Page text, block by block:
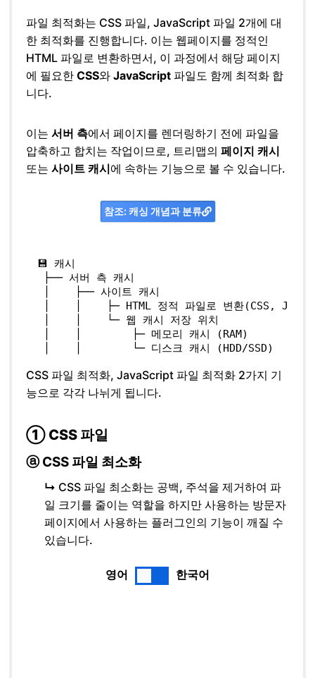
파일 최적화는 CSS 파일, JavaScript 파일 2개에 대
한 최적화를 진행합니다. 이는 웹페이지를 정적인
HTML 파일로 변환하면서, 이 과정에서 해당 페이지
에 필요한CSS와JavaScript 파일도 함께 최적화 합
니다.
이는서버 측에서 페이지를 렌더링하기 전에 파일을
압축하고 합치는 작업이므로, 트리맵의페이지 캐시
또는사이트 캐시에 속하는 기능으로 볼 수 있습니다.
참조: 캐싱 개념과 분류
💾 캐시
├── 서버 측 캐시
├── 사이트 캐시
├─ HTML 정적 파일로 변환(CSS,
└─ 웹 캐시 저장 위치
├─ 메모리 캐시
(RAM)
└─ 디스크 캐시 (HDD/SSD)
CSS 파일 최적화, JavaScript 파일 최적화 2가지 기
능으로 각각 나뉘게 됩니다.
① CSS 파일
ⓐ CSS 파일 최소화
↳ CSS 파일 최소화는 공백, 주석을 제거하여 파
일 크기를 줄이는 역할을 하지만 사용하는 방문자
페이지에서 사용하는 플러그인의 기능이 깨질 수
있습니다.
영어 한국어